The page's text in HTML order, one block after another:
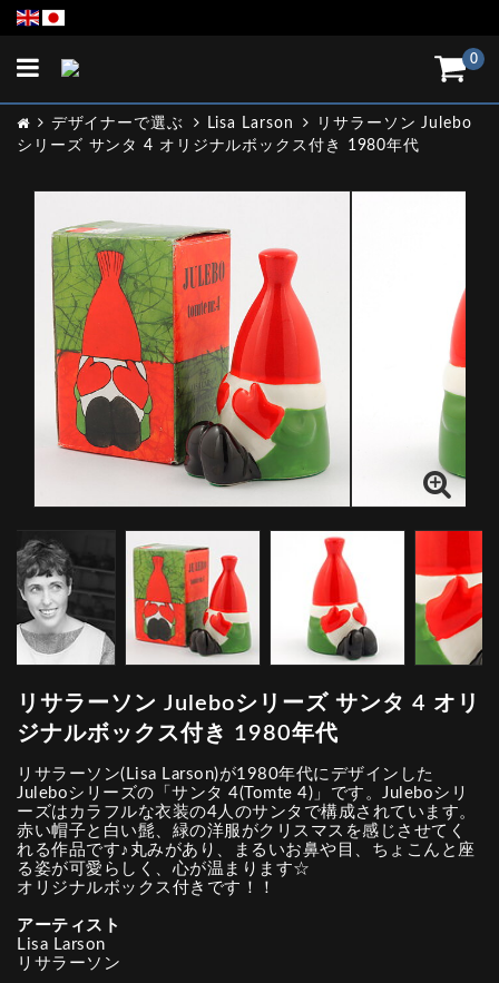
0
Toggle
デザイナーで選ぶ Lisa Larson
リサラーソン Julebo
シリーズ サンタ 4 オリジナルボックス付き 1980年代
リサラーソン Juleboシリーズ サンタ 4 オリ
ジナルボックス付き 1980年代
リサラーソン(Lisa Larson)が1980年代にデザインした
Juleboシリーズの「サンタ 4(Tomte 4)」です。Juleboシリ
ーズはカラフルな衣装の4人のサンタで構成されています。
赤い帽子と白い髭、緑の洋服がクリスマスを感じさせてく
れる作品です♪丸みがあり、まるいお鼻や目、ちょこんと座
る姿が可愛らしく、心が温まります☆
オリジナルボックス付きです！！
アーティスト
Lisa Larson
リサラーソン